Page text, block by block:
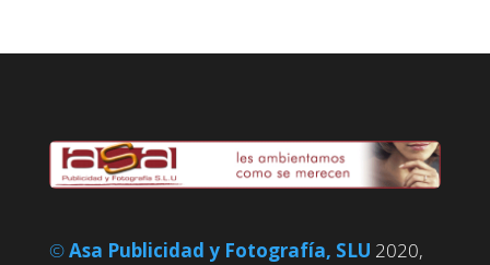
©Asa Publicidad y Fotografía, SLU 2020,